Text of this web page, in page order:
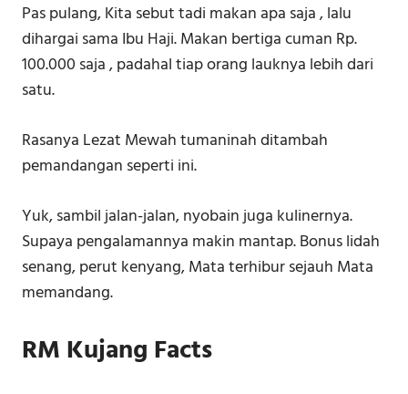
Pas pulang, Kita sebut tadi makan apa saja , lalu
dihargai sama Ibu Haji. Makan bertiga cuman Rp.
100.000 saja , padahal tiap orang lauknya lebih dari
satu.
Rasanya Lezat Mewah tumaninah ditambah
pemandangan seperti ini.
Yuk, sambil jalan-jalan, nyobain juga kulinernya.
Supaya pengalamannya makin mantap. Bonus lidah
senang, perut kenyang, Mata terhibur sejauh Mata
memandang.
RM Kujang Facts